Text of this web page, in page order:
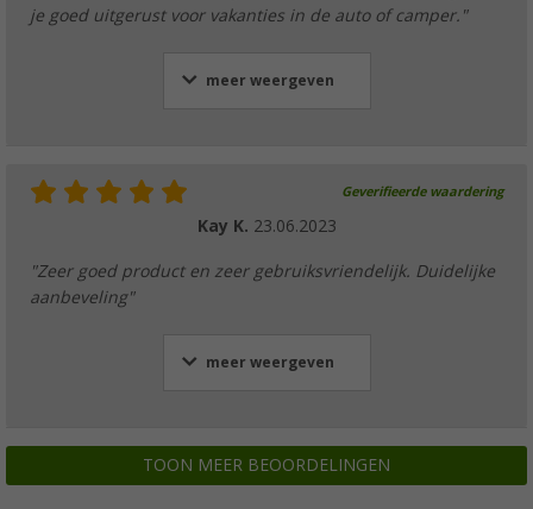
je goed uitgerust voor vakanties in de auto of camper."
meer weergeven
Geverifieerde waardering
Kay K. 23.06.2023
"Zeer goed product en zeer gebruiksvriendelijk. Duidelijke
aanbeveling"
meer weergeven
TOON MEER BEOORDELINGEN